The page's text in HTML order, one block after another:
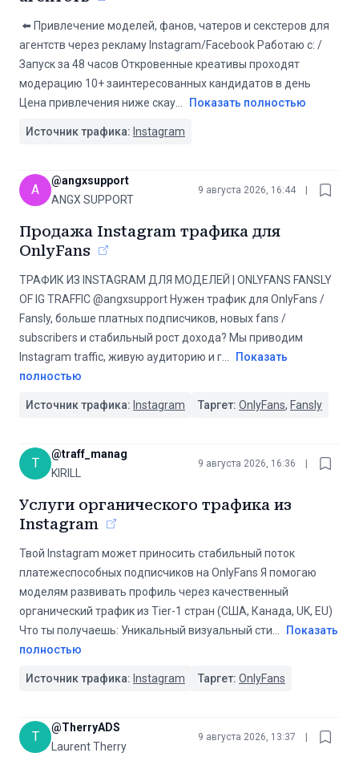
️ ⬅️ Привлечение моделей, фанов, чатеров и секстеров для
агентств через рекламу Instagram/Facebook Работаю с: /
Запуск за 48 часов Откровенные креативы проходят
модерацию 10+ заинтересованных кандидатов в день
Цена привлечения ниже скау
Показать полностью
Источник трафика: Instagram
A
@angxsupport
ANGX SUPPORT
9 августа 2026, 16:44
Продажа Instagram трафика для
OnlyFans
ТРАФИК ИЗ INSTAGRAM ДЛЯ МОДЕЛЕЙ | ONLYFANS FANSLY
OF IG TRAFFIC @angxsupport Нужен трафик для OnlyFans /
Fansly, больше платных подписчиков, новых fans /
subscribers и стабильный рост дохода? Мы приводим
Instagram traffic, живую аудиторию и г
Показать
полностью
Источник трафика: Instagram Таргет: OnlyFans, Fansly
T
@traff_manag
KIRILL
9 августа 2026, 16:36
Услуги органического трафика из
Instagram
Твой Instagram может приносить стабильный поток
платежеспособных подписчиков на OnlyFans Я помогаю
моделям развивать профиль через качественный
органический трафик из Tier-1 стран (США, Канада, UK, EU)
Что ты получаешь: Уникальный визуальный сти
Показать
полностью
Источник трафика: Instagram Таргет: OnlyFans
T
@TherryADS
Laurent Therry
9 августа 2026, 13:37